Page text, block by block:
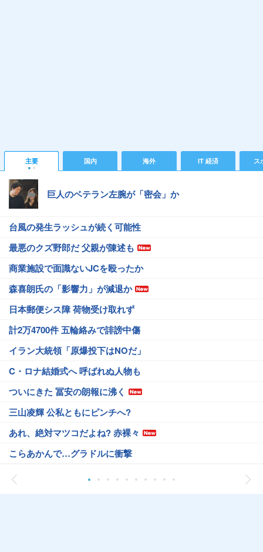
主要 国内 海外 IT 経済 ス
巨人のベテラン左腕が「密会」か
台風の発生ラッシュが続く可能性
最悪のクズ野郎だ 父親が陳述も
商業施設で面識ないJCを殴ったか
森喜朗氏の「影響力」が減退か
日本郵便シス障 荷物受け取れず
計2万4700件 五輪絡みで誹謗中傷
イラン大統領「原爆投下はNOだ」
C・ロナ結婚式へ 呼ばれぬ人物も
ついにきた 冨安の朗報に沸く
三山凌輝 公私ともにピンチへ?
あれ、絶対マツコだよね? 赤裸々
こらあかんで…グラドルに衝撃